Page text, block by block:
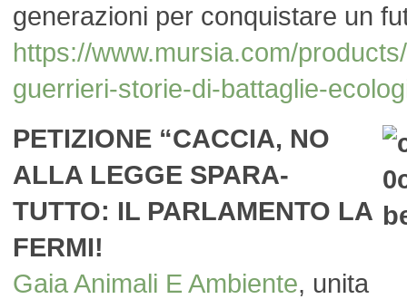
generazioni per conquistare un
https://www.mursia.com/
guerrieri-storie-di-battaglie-
PETIZIONE “CACCIA, NO
ALLA LEGGE SPARA-
TUTTO: IL PARLAMENTO LA
FERMI!
Gaia Animali E Ambiente, unita